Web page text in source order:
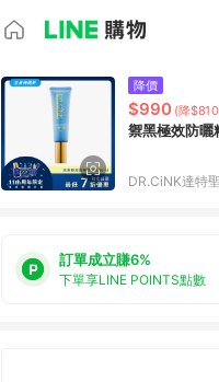
降價
$990 (降
禦黑極效防
DR.CiNK達特
訂單成立賺6%
下單享LINE POINTS點數